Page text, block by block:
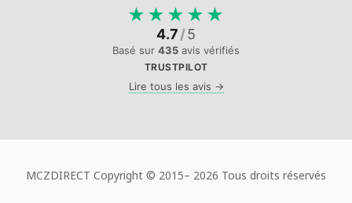
★ ★ ★ ★ ★
4.7/5
Basé sur 435 avis vérifiés
TRUSTPILOT
Lire tous les avis →
MCZDIRECT Copyright © 2015– 2026 Tous droits réservés